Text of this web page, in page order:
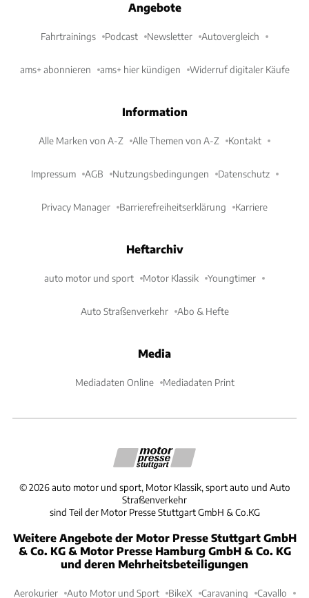
Angebote
Fahrtrainings Podcast Newsletter Autovergleich
ams+ abonnieren ams+ hier kündigen Widerruf digitaler Käufe
Information
Alle Marken von A-Z Alle Themen von A-Z Kontakt
Impressum AGB Nutzungsbedingungen Datenschutz
Privacy Manager Barrierefreiheitserklärung Karriere
Heftarchiv
auto motor und sport Motor Klassik Youngtimer
Auto Straßenverkehr Abo & Hefte
Media
Mediadaten Online Mediadaten Print
©2026 auto motor und sport, Motor Klassik, sport auto und Auto
Straßenverkehr
sind Teil der Motor Presse Stuttgart GmbH & Co.KG
Weitere Angebote der Motor Presse Stuttgart GmbH
& Co. KG & Motor Presse Hamburg GmbH & Co. KG
und deren Mehrheitsbeteiligungen
Aerokurier Auto Motor und Sport BikeX Caravaning Cavallo